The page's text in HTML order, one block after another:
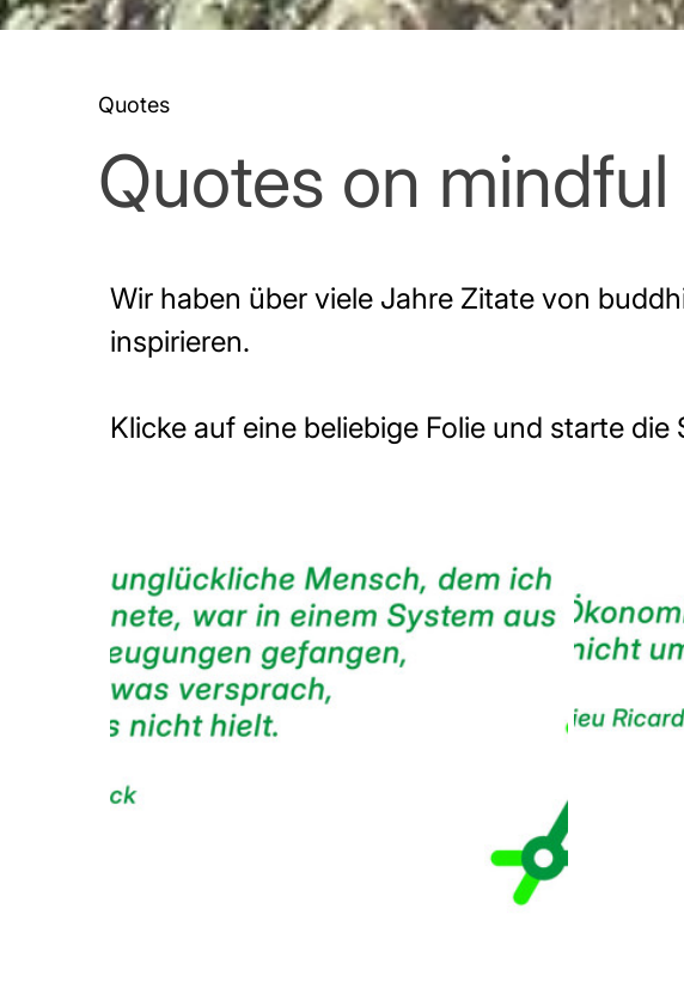
Quotes
Quotes on
Wir haben über viele Jahre Zitate von
inspirieren.
Klicke auf eine beliebige Folie und starte die